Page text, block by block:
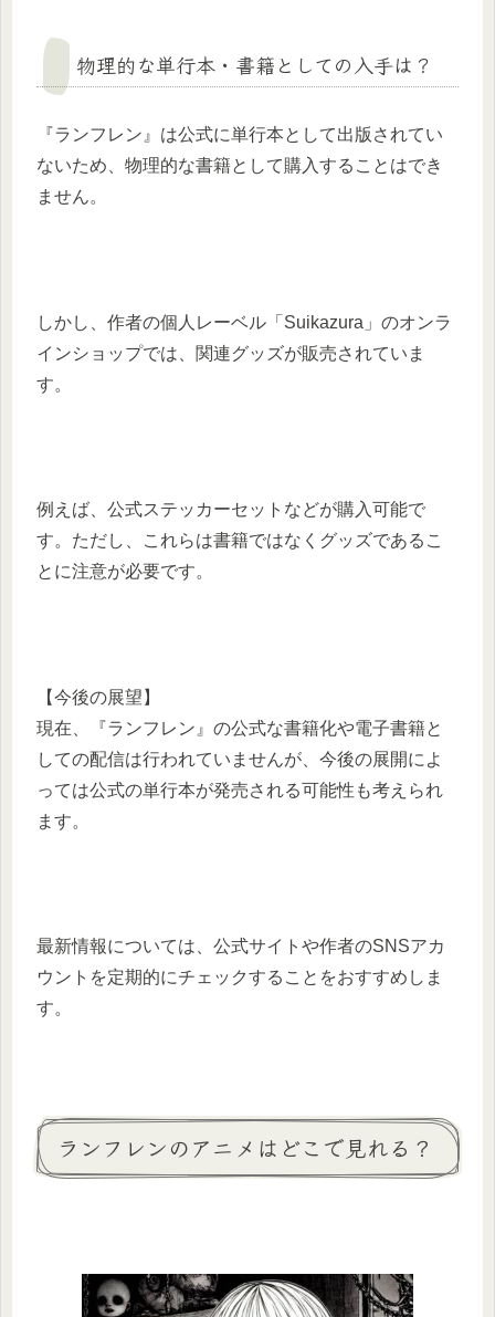
物理的な単行本・書籍としての入手は？
『ランフレン』は公式に単行本として出版されてい
ないため、物理的な書籍として購入することはでき
ません。​
しかし、作者の個人レーベル「Suikazura」のオンラ
インショップでは、関連グッズが販売されていま
す。
​例えば、公式ステッカーセットなどが購入可能で
す。​ただし、これらは書籍ではなくグッズであるこ
とに注意が必要です。 ​
【今後の展望】
現在、『ランフレン』の公式な書籍化や電子書籍と
しての配信は行われていませんが、今後の展開によ
っては公式の単行本が発売される可能性も考えられ
ます。
​最新情報については、公式サイトや作者のSNSアカ
ウントを定期的にチェックすることをおすすめしま
す。​
ランフレンのアニメはどこで見れる？